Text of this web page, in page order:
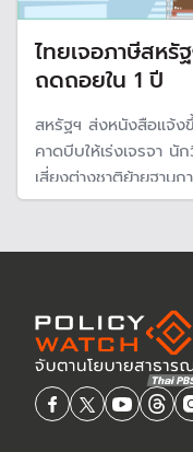
ไทยเจอภาษีสหรั
ถดถอยใน 1 ปี
สหรัฐฯ ส่งหนังสือแจ้ง
คาดบีบให้เร่งเจรจา นั
เสี่ยงต่างชาติย้ายฐาน
ต่ำกว่า และส่งออกลด